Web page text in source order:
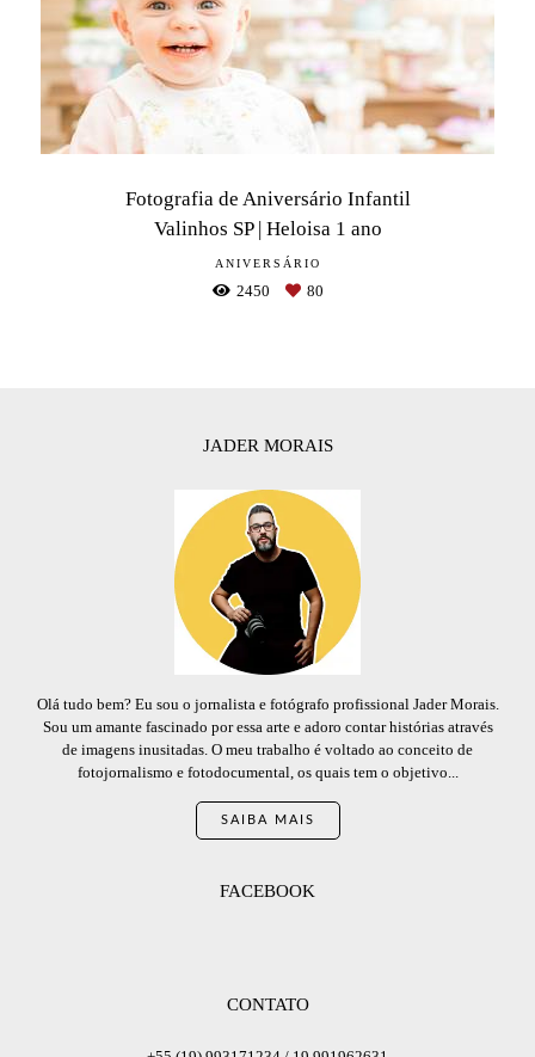
Fotografia de Aniversário Infantil
Valinhos SP | Heloisa 1 ano
ANIVERSÁRIO
2450 80
JADER MORAIS
Olá tudo bem? Eu sou o jornalista e fotógrafo profissional Jader Morais.
Sou um amante fascinado por essa arte e adoro contar histórias através
de imagens inusitadas. O meu trabalho é voltado ao conceito de
fotojornalismo e fotodocumental, os quais tem o objetivo...
SAIBA MAIS
FACEBOOK
CONTATO